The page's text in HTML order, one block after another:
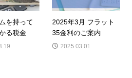
を持って
る税金
2025年3月 フラット
35金利のご案内
2025.03.01